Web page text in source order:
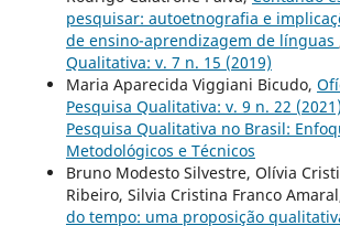
pesquisar: autoetnografia e
de ensino-aprendizagem de línguas
Qualitativa: v. 7 n. 15 (2019)
Maria Aparecida Viggiani Bicudo,
Pesquisa Qualitativa: v. 9 n. 22
Pesquisa Qualitativa no Brasil:
Metodológicos e Técnicos
Bruno Modesto Silvestre, Olívia
Ribeiro, Silvia Cristina Franco
do tempo: uma proposição